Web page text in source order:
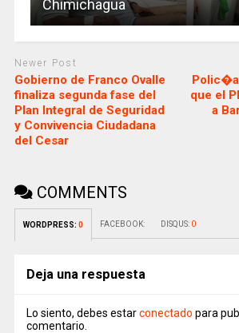
Chimichagua
Newer Post
Gobierno de Franco Ovalle
finaliza segunda fase del
Plan Integral de Seguridad
y Convivencia Ciudadana
del Cesar
que el
a
COMMENTS
WORDPRESS: 0 FACEBOOK: DISQUS: 0
Deja una respuesta
Lo siento, debes estarconectado para
comentario.